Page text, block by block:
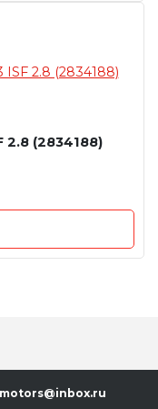
2.8 (2834188)